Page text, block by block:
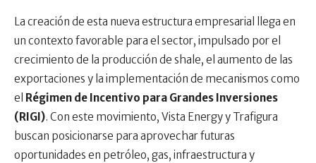
La creación de esta nueva estructura empresarial llega en
un contexto favorable para el sector, impulsado por el
crecimiento de la producción de shale, el aumento de las
exportaciones y la implementación de mecanismos como
el Régimen de Incentivo para Grandes Inversiones
(RIGI). Con este movimiento, Vista Energy y Trafigura
buscan posicionarse para aprovechar futuras
oportunidades en petróleo, gas, infraestructura y